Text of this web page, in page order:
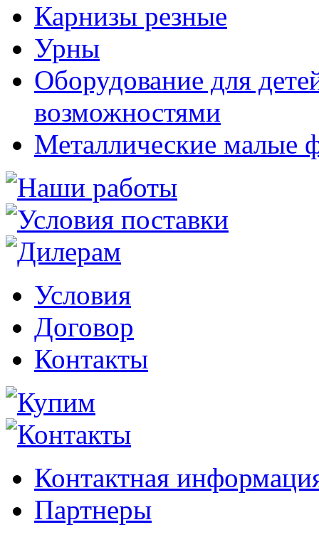
Карнизы резные
Урны
Оборудование для
возможностями
Металлические малые
Условия
Договор
Контакты
Контактная
Партнеры